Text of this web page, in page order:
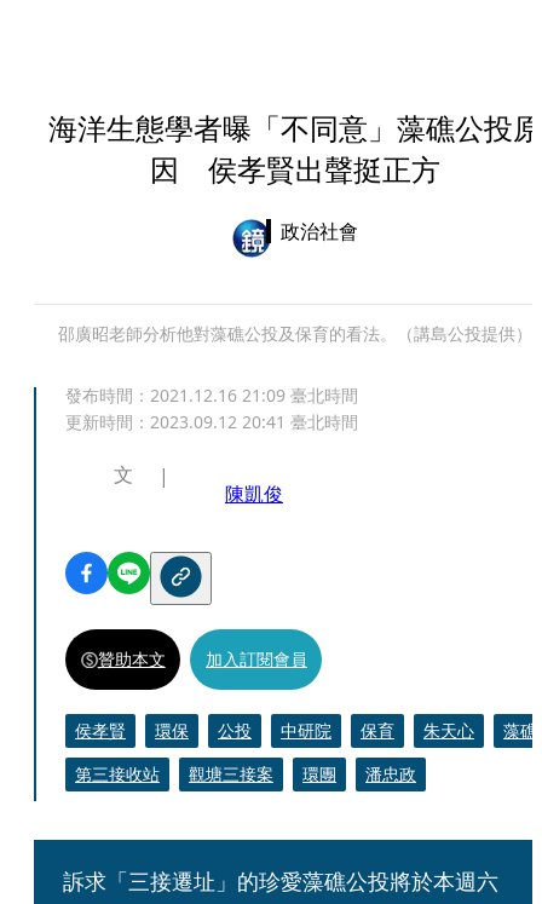
海洋生態學者曝「不同意」藻礁公投原
因 侯孝賢出聲挺正方
政治社會
邵廣昭老師分析他對藻礁公投及保育的看法。（講島公投提供）
發布時間： 2021.12.16 21:09 臺北時間
更新時間： 2023.09.12 20:41 臺北時間
文
陳凱俊
贊助本文 加入訂閱會員
侯孝賢 環保 公投 中研院 保育 朱天心
藻礁
第三接收站
觀塘三接案 環團 潘忠政
訴求「三接遷址」的珍愛藻礁公投將於本週六